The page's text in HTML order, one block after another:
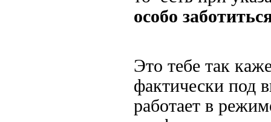
особо
Это тебе так
фактически под
работает в